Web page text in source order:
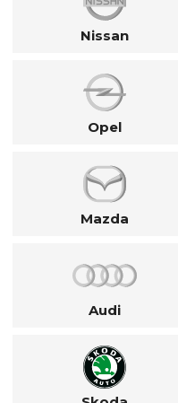
Nissan
Opel
Mazda
Audi